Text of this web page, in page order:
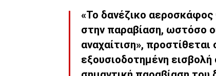
«Το δανέζικο
στην παραβίαση, ωστόσο
αναχαίτιση»,
εξουσιοδοτημένη